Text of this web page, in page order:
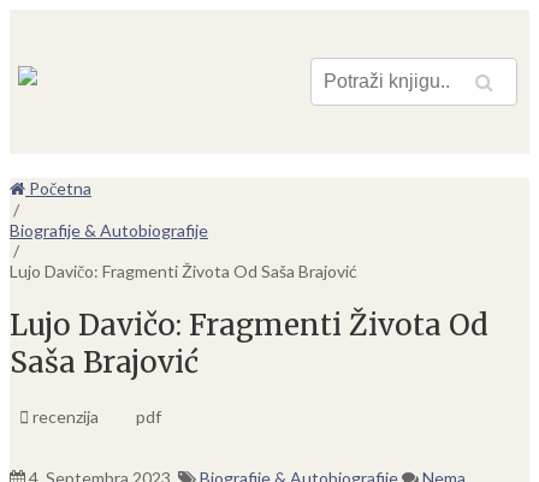
Pretraga
Početna
/
Biografije & Autobiografije
/
Lujo Davičo: Fragmenti Života Od Saša Brajović
Lujo Davičo: Fragmenti Života Od
Saša Brajović
recenzija pdf
4. Septembra 2023. Biografije & Autobiografije
Nema